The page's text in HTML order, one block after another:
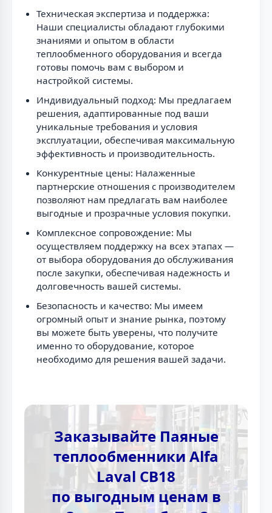
Техническая экспертиза и поддержка:
Наши специалисты обладают глубокими
знаниями и опытом в области
теплообменного оборудования и всегда
готовы помочь вам с выбором и
настройкой системы.
Индивидуальный подход: Мы предлагаем
решения, адаптированные под ваши
уникальные требования и условия
эксплуатации, обеспечивая максимальную
эффективность и производительность.
Конкурентные цены: Налаженные
партнерские отношения с производителем
позволяют нам предлагать вам наиболее
выгодные и прозрачные условия покупки.
Комплексное сопровождение: Мы
осуществляем поддержку на всех этапах —
от выбора оборудования до обслуживания
после закупки, обеспечивая надежность и
долговечность вашей системы.
Безопасность и качество: Мы имеем
огромный опыт и знание рынка, поэтому
вы можете быть уверены, что получите
именно то оборудование, которое
необходимо для решения вашей задачи.
Заказывайте Паяные
теплообменники Alfa
Laval CB18
по выгодным ценам в